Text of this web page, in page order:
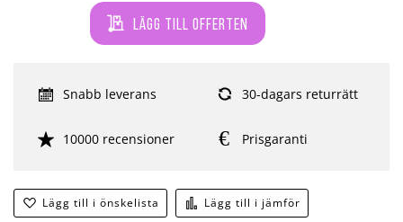
Lägg till offerten
Lägg till i önskelista Lägg till i jämför
Snabb leverans 30-dagars returrätt
10000 recensioner Prisgaranti